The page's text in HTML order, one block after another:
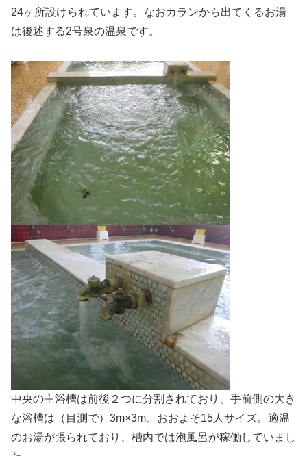
24ヶ所設けられています。なおカランから出てくるお湯
は後述する2号泉の温泉です。
中央の主浴槽は前後２つに分割されており、手前側の大き
な浴槽は（目測で）3m×3m、おおよそ15人サイズ。適温
のお湯が張られており、槽内では泡風呂が稼働していまし